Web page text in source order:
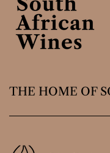
THE HOME OF